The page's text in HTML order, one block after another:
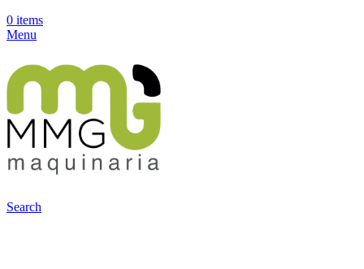
0 items
Menu
Search